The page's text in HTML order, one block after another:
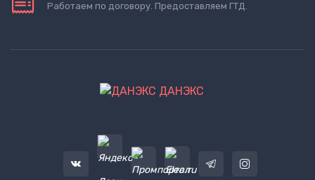
Работаем по договору. Предоставляем ГТД.
ДАНЭКС